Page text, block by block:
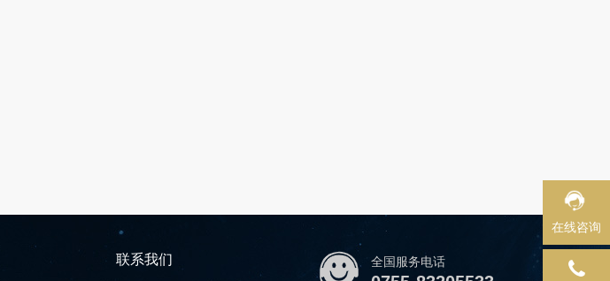
联系我们 全国服务电话
在线咨询